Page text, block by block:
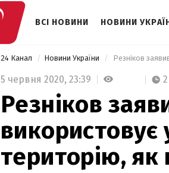
ВСІ НОВИНИ НОВИНИ
24 Канал Новини України
5 червня 2020, 23:39
Резніков
використовує
територію, як